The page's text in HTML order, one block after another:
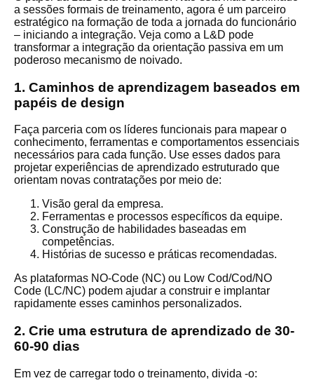
a sessões formais de treinamento, agora é um parceiro
estratégico na formação de toda a jornada do funcionário
– iniciando a integração. Veja como a L&D pode
transformar a integração da orientação passiva em um
poderoso mecanismo de noivado.
1. Caminhos de aprendizagem baseados em
papéis de design
Faça parceria com os líderes funcionais para mapear o
conhecimento, ferramentas e comportamentos essenciais
necessários para cada função. Use esses dados para
projetar experiências de aprendizado estruturado que
orientam novas contratações por meio de:
Visão geral da empresa.
Ferramentas e processos específicos da equipe.
Construção de habilidades baseadas em
competências.
Histórias de sucesso e práticas recomendadas.
As plataformas NO-Code (NC) ou Low Cod/Cod/NO
Code (LC/NC) podem ajudar a construir e implantar
rapidamente esses caminhos personalizados.
2. Crie uma estrutura de aprendizado de 30-
60-90 dias
Em vez de carregar todo o treinamento, divida -o: